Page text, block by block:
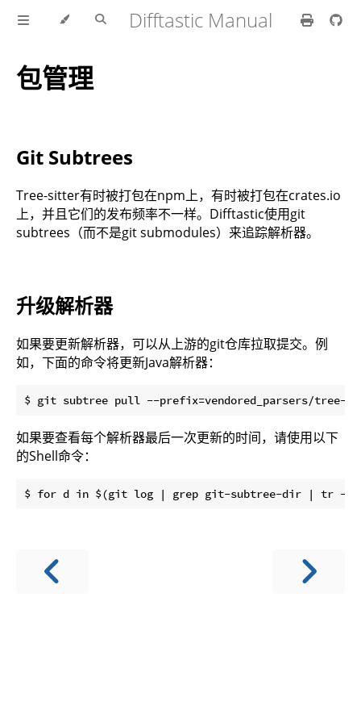
Difftastic Manual
包管理
Git Subtrees
Tree-sitter有时被打包在npm上，有时被打包在crates.io
上，并且它们的发布频率不一样。Difftastic使用git
subtrees（而不是git submodules）来追踪解析器。
升级解析器
如果要更新解析器，可以从上游的git仓库拉取提交。例
如，下面的命令将更新Java解析器：
如果要查看每个解析器最后一次更新的时间，请使用以下
的Shell命令：